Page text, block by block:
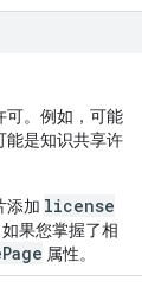
可。例如，可能
能是知识共享许
添加 license
果您掌握了相
属性。